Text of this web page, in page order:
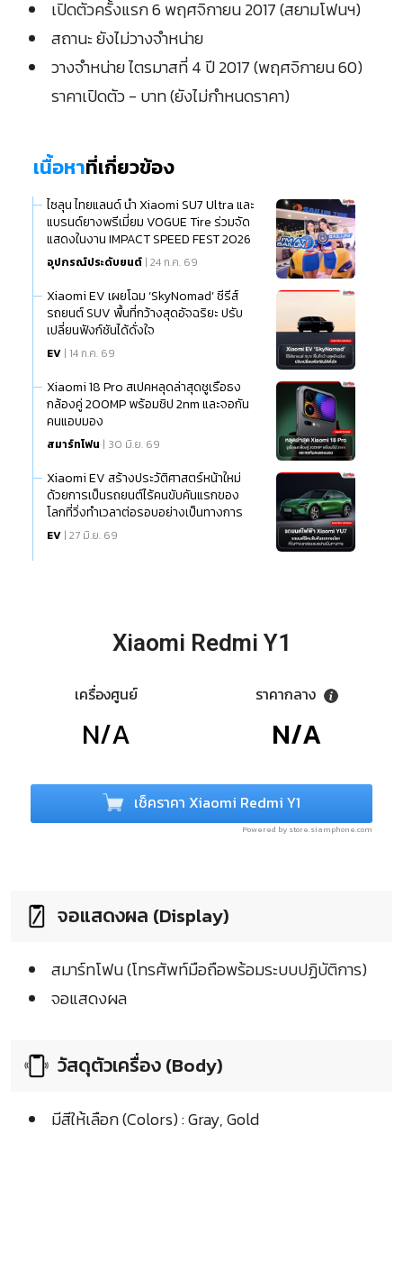
เปิดตัวครั้งแรก 6 พฤศจิกายน 2017 (สยามโฟนฯ)
สถานะ ยังไม่วางจำหน่าย
วางจำหน่าย ไตรมาสที่ 4 ปี 2017 (พฤศจิกายน 60)
ราคาเปิดตัว - บาท (ยังไม่กำหนดราคา)
เนื้อหาที่เกี่ยวข้อง
ไซลุน ไทยแลนด์ นำ Xiaomi SU7 Ultra และ
แบรนด์ยางพรีเมี่ยม VOGUE Tire ร่วมจัด
แสดงในงาน IMPACT SPEED FEST 2026
อุปกรณ์ประดับยนต์ | 24 ก.ค. 69
Xiaomi EV เผยโฉม ‘SkyNomad’ ซีรีส์
รถยนต์ SUV พื้นที่กว้างสุดอัจฉริยะ ปรับ
เปลี่ยนฟังก์ชันได้ดั่งใจ
EV | 14 ก.ค. 69
Xiaomi 18 Pro สเปคหลุดล่าสุดชูเรือธง
กล้องคู่ 200MP พร้อมชิป 2nm และจอกัน
คนแอบมอง
สมาร์ทโฟน | 30 มิ.ย. 69
Xiaomi EV สร้างประวัติศาสตร์หน้าใหม่
ด้วยการเป็นรถยนต์ไร้คนขับคันแรกของ
โลกที่วิ่งทำเวลาต่อรอบอย่างเป็นทางการ
EV | 27 มิ.ย. 69
Xiaomi Redmi Y1
เครื่องศูนย์
N/A
ราคากลาง
N/A
เช็คราคา Xiaomi Redmi Y1
Powered by store.siamphone.com
จอแสดงผล (Display)
สมาร์ทโฟน (โทรศัพท์มือถือพร้อมระบบปฏิบัติการ)
จอแสดงผล
วัสดุตัวเครื่อง (Body)
มีสีให้เลือก (Colors) : Gray, Gold